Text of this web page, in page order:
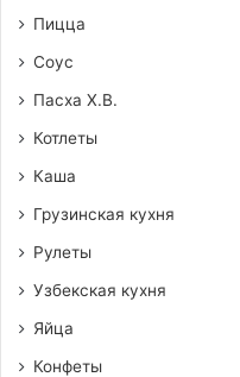
овощи
Пицца
Соус
Пасха Х.В.
Котлеты
Каша
Грузинская кухня
Рулеты
Узбекская кухня
Яйца
Конфеты